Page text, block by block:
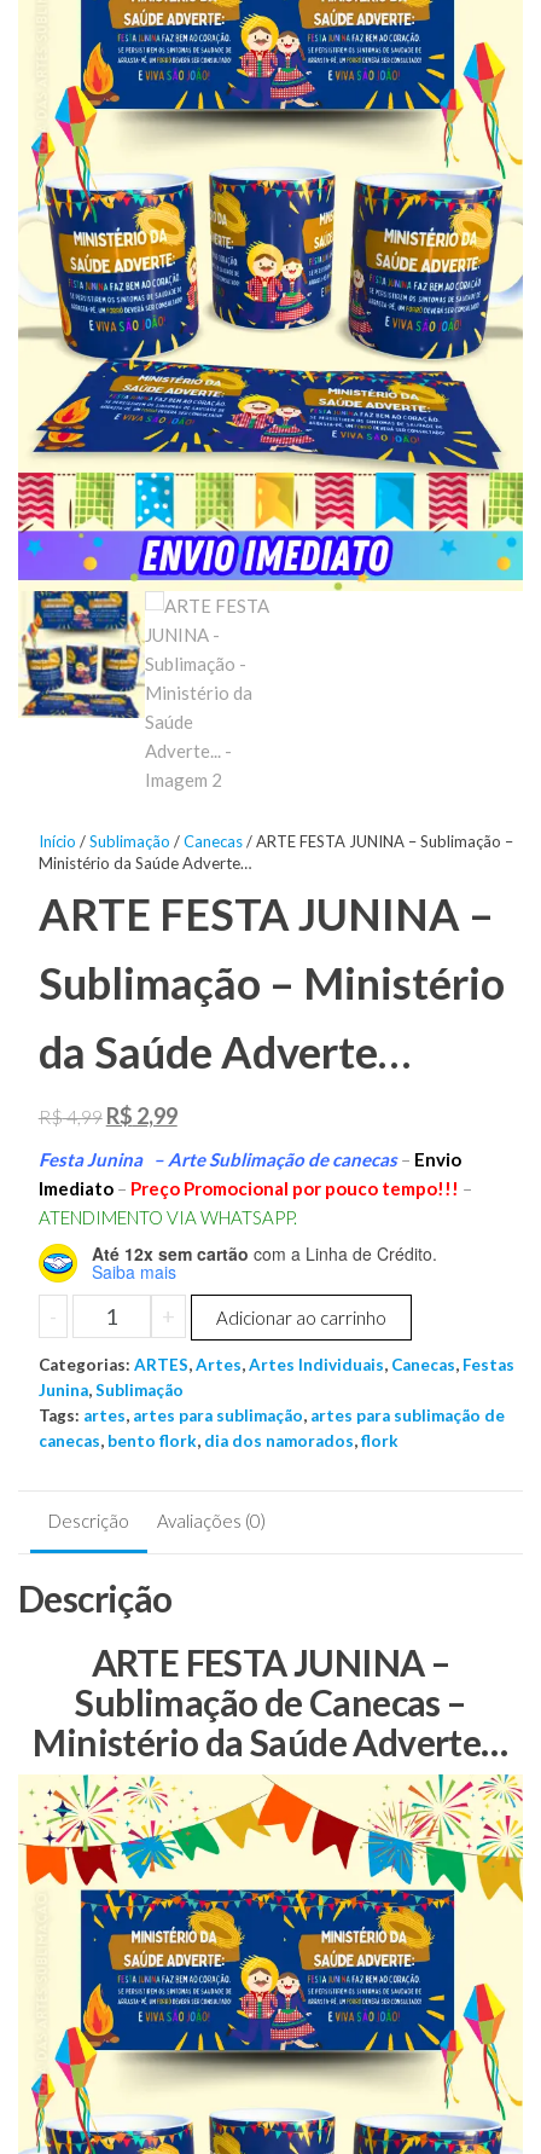
Início /Sublimação /Canecas/ ARTE FESTA JUNINA – Sublimação –
Ministério da Saúde Adverte…
ARTE FESTA JUNINA –
Sublimação – Ministério
da Saúde Adverte…
R$4,99 O
preço
original
era:
R$ 4,99.
R$ 2,99O
preço
atual
é:
R$ 2,99.
Festa Junina – Arte Sublimação de canecas– Envio
Imediato– Preço Promocional por pouco tempo!!! –
ATENDIMENTO VIA WHATSAPP.
Até 12x sem cartão com a Linha de Crédito.
Saiba mais
-
ARTE
FESTA
JUNINA
-
Sublimação
-
quantidade
+ Adicionar ao carrinho
Categorias: ARTES,Artes,Artes Individuais, Canecas, Festas
Junina,Sublimação
Tags: artes, artes para sublimação, artes para sublimação de
canecas, bento flork, dia dos namorados,flork
Descrição Avaliações (0)
Descrição
ARTE FESTA JUNINA –
Sublimação de Canecas –
Ministério da Saúde Adverte…